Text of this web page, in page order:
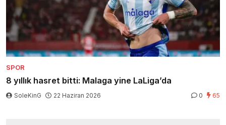
SPOR
8 yıllık hasret bitti: Malaga yine LaLiga’da
SoleKinG 22 Haziran 2026 0 65